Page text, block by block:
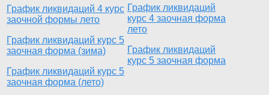
График ликвидаций 4 курс
заочной формы лето
График ликвидаций курс 5
заочная форма (зима)
График ликвидаций курс 5
заочная форма (лето)
График ликвидаций
курс 4 заочная форма
лето
График ликвидаций
курс 5 заочная форма